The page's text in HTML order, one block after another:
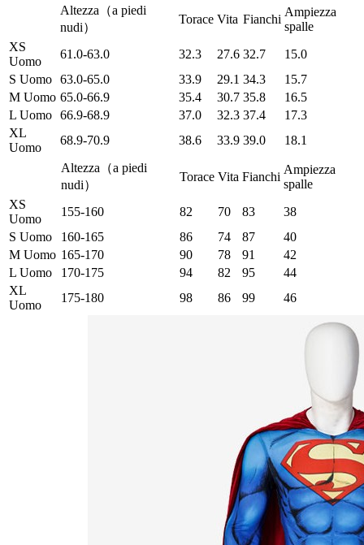
Altezza（a piedi
nudi）
Torace Vita Fianchi
Ampiezza
spalle
XS
Uomo
61.0-63.0 32.3 27.6 32.7
15.0
S Uomo 63.0-65.0 33.9 29.1 34.3
15.7
M Uomo 65.0-66.9 35.4 30.7 35.8
16.5
L Uomo 66.9-68.9 37.0 32.3 37.4
17.3
XL
Uomo
68.9-70.9 38.6 33.9 39.0
18.1
Altezza（a piedi
nudi）
Torace Vita Fianchi
Ampiezza
spalle
XS
Uomo
155-160 82 70 83
38
S Uomo
160-165 86 74 87
40
M Uomo 165-170 90 78 91
42
L Uomo
170-175 94 82 95
44
XL
Uomo
175-180 98 86 99 46